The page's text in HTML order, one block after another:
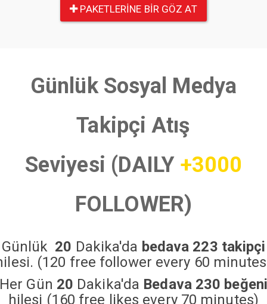
PAKETLERINE BIR GÖZ AT
Günlük Sosyal Medya
Takipçi Atış
Seviyesi (DAILY +3000
FOLLOWER)
Günlük 20 Dakika'da bedava 223 takipçi
(120 free follower every 60
Her Gün 20 Dakika'da Bedava 230 beğeni
hilesi (160 free likes every 70 minutes)